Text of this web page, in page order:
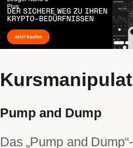
Pump and Dump
Das „Pump and